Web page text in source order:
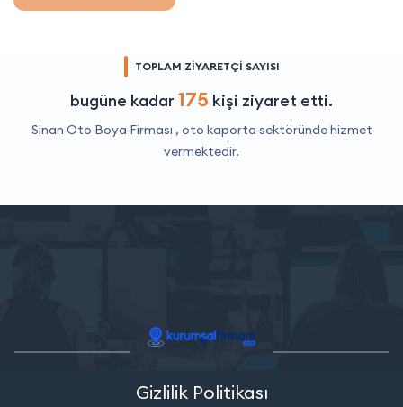
TOPLAM ZİYARETÇİ SAYISI
bugüne kadar 175 kişi ziyaret etti.
Sinan Oto Boya Firması , oto kaporta sektöründe hizmet
vermektedir.
Gizlilik Politikası